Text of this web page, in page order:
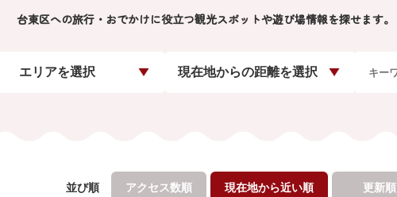
台東区への旅行・おでかけに役立つ観光スポットや遊び場情報を探せます。
エリアを選択 現在地からの距離を選択
並び順 アクセス数順 現在地から近い順 更新順